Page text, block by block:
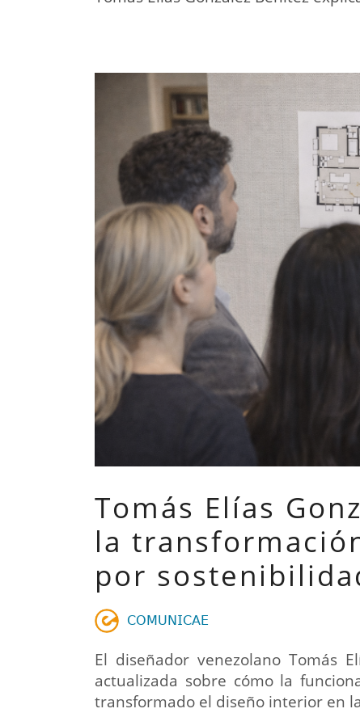
Tomás Elías
la
por
𝖢𝖮𝖬𝖴𝖭𝖨𝖢𝖠𝖤
El diseñador venezolano Tomás
actualizada sobre cómo la
transformado el diseño interior en